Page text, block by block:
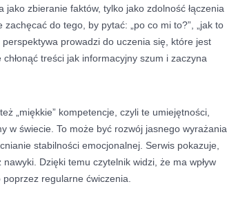
zbieranie faktów, tylko jako zdolność łączenia
do tego, by pytać: „po co mi to?”, „jak to
perspektywa prowadzi do uczenia się, które jest
treści jak informacyjny szum i zaczyna
„miękkie” kompetencje, czyli te umiejętności,
w świecie. To może być rozwój jasnego wyrażania
stabilności emocjonalnej. Serwis pokazuje,
Dzięki temu czytelnik widzi, że ma wpływ
regularne ćwiczenia.